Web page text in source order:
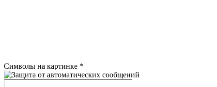
Символы на картинке *